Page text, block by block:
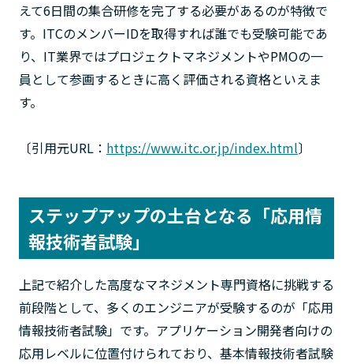
えて6日間の集合研修を完了する必要があるのが特徴で
す。ITCのメンバーIDを取得すれば誰でも受験可能であ
り、IT業界ではプロジェクトマネジメントやPMOの一
員として参画するときに高く評価される資格といえま
す。
〔引用元URL： https://www.itc.or.jp/index.html〕
ステップアップの土台となる「応用情
報技術者試験」
上記で紹介した高度なマネジメント専門資格に挑戦する
前段階として、多くのエンジニアが受験するのが「応用
情報技術者試験」です。アプリケーション開発者向けの
応用レベルに位置付けられており、基本情報技術者試験